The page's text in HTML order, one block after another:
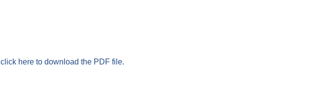
click here to download the PDF file.